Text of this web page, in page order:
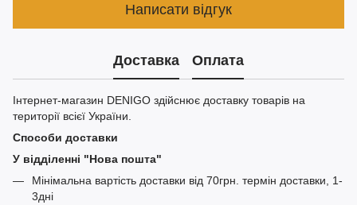
Написати відгук
Доставка Оплата
Інтернет-магазин DENIGO здійснює доставку товарів на
території всієї України.
Способи доставки
У відділенні "Нова пошта"
Мінімальна вартість доставки від 70грн. термін доставки, 1-
3дні